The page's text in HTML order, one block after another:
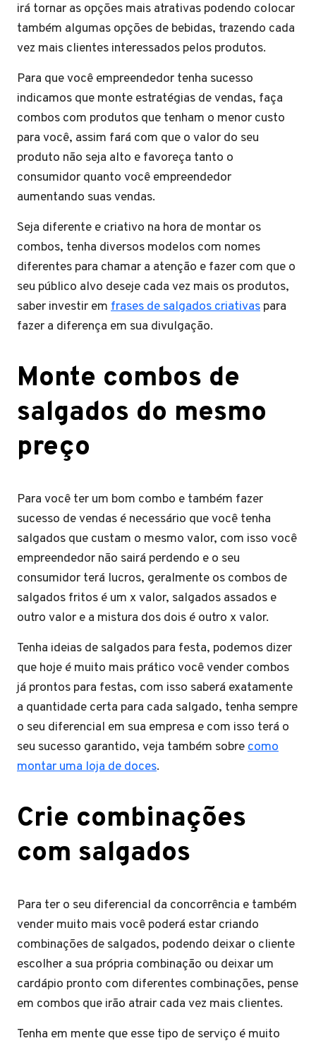
irá tornar as opções mais atrativas podendo colocar
também algumas opções de bebidas, trazendo cada
vez mais clientes interessados pelos produtos.
Para que você empreendedor tenha sucesso
indicamos que monte estratégias de vendas, faça
combos com produtos que tenham o menor custo
para você, assim fará com que o valor do seu
produto não seja alto e favoreça tanto o
consumidor quanto você empreendedor
aumentando suas vendas.
Seja diferente e criativo na hora de montar os
combos, tenha diversos modelos com nomes
diferentes para chamar a atenção e fazer com que o
seu público alvo deseje cada vez mais os produtos,
saber investir em frases de salgados criativas para
fazer a diferença em sua divulgação.
Monte combos de
salgados do mesmo
preço
Para você ter um bom combo e também fazer
sucesso de vendas é necessário que você tenha
salgados que custam o mesmo valor, com isso você
empreendedor não sairá perdendo e o seu
consumidor terá lucros, geralmente os combos de
salgados fritos é um x valor, salgados assados e
outro valor e a mistura dos dois é outro x valor.
Tenha ideias de salgados para festa, podemos dizer
que hoje é muito mais prático você vender combos
já prontos para festas, com isso saberá exatamente
a quantidade certa para cada salgado, tenha sempre
o seu diferencial em sua empresa e com isso terá o
seu sucesso garantido, veja também sobrecomo
montar uma loja de doces.
Crie combinações
com salgados
Para ter o seu diferencial da concorrência e também
vender muito mais você poderá estar criando
combinações de salgados, podendo deixar o cliente
escolher a sua própria combinação ou deixar um
cardápio pronto com diferentes combinações, pense
em combos que irão atrair cada vez mais clientes.
Tenha em mente que esse tipo de serviço é muito